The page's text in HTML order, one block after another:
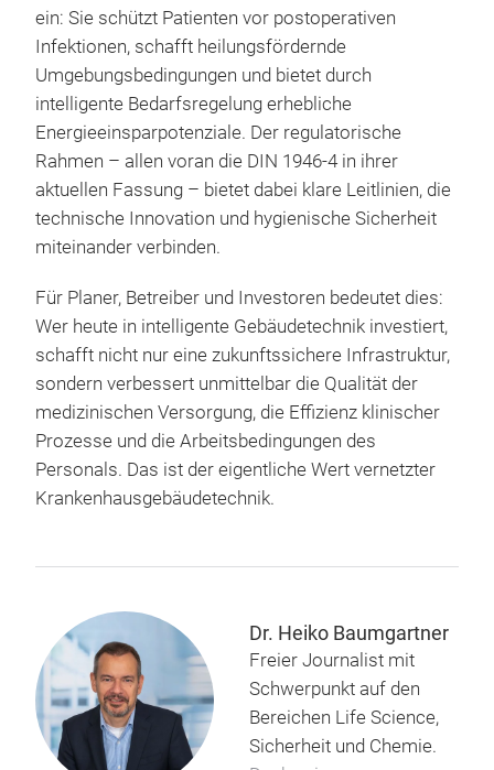
ein: Sie schützt Patienten vor postoperativen
Infektionen, schafft heilungsfördernde
Umgebungsbedingungen und bietet durch
intelligente Bedarfsregelung erhebliche
Energieeinsparpotenziale. Der regulatorische
Rahmen – allen voran die DIN 1946-4 in ihrer
aktuellen Fassung – bietet dabei klare Leitlinien, die
technische Innovation und hygienische Sicherheit
miteinander verbinden.
Für Planer, Betreiber und Investoren bedeutet dies:
Wer heute in intelligente Gebäudetechnik investiert,
schafft nicht nur eine zukunftssichere Infrastruktur,
sondern verbessert unmittelbar die Qualität der
medizinischen Versorgung, die Effizienz klinischer
Prozesse und die Arbeitsbedingungen des
Personals. Das ist der eigentliche Wert vernetzter
Krankenhausgebäudetechnik.
Dr. Heiko Baumgartner
Freier Journalist mit
Schwerpunkt auf den
Bereichen Life Science,
Sicherheit und Chemie.